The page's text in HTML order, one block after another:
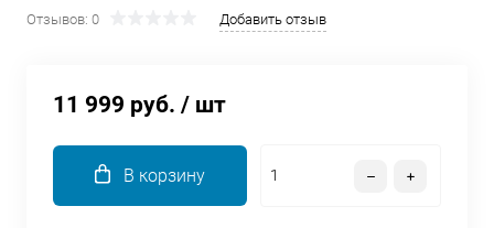
Отзывов: 0 Добавить отзыв
11 999 руб. / шт
В корзину
Оставшиеся
% будут
Подробнее
об оплате Плайтом